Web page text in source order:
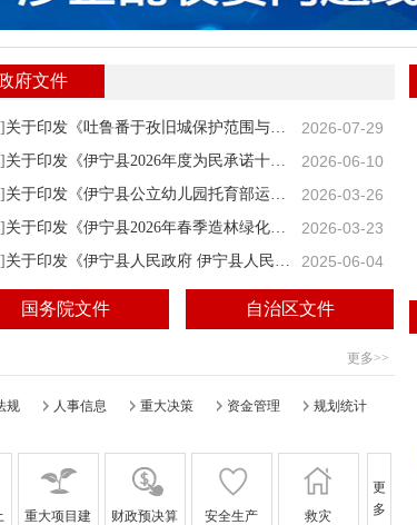
府文件
2026-07-29
2026-06-10
2026-03-26
2026-03-23
2025-06-04
国务院文件 自治区文件
更多>>
规 人事信息 重大决策 资金管理 规划统计
重大项目建
财政预决算 安全生产 救灾
更
多